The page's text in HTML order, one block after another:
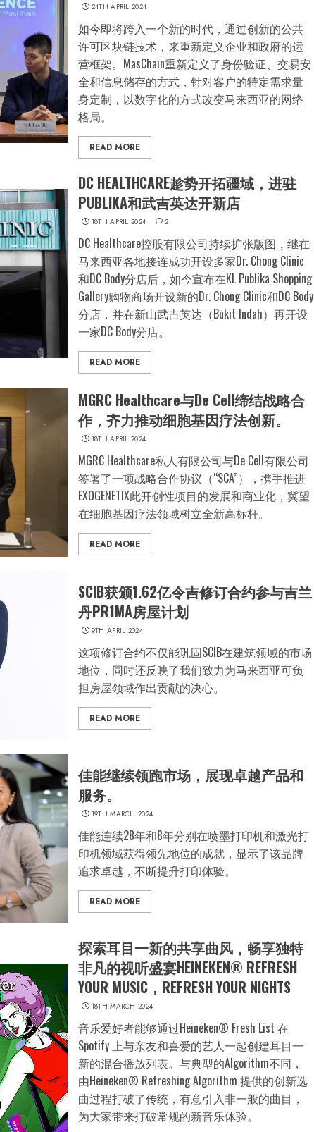
24TH APRIL 2024
如今即将跨入一个新的时代，通过创新的公共
许可区块链技术，来重新定义企业和政府的运
营框架。MasChain重新定义了身份验证、交易安
全和信息储存的方式，针对客户的特定需求量
身定制，以数字化的方式改变马来西亚的网络
格局。
READ MORE
DC HEALTHCARE趁势开拓疆域，进驻
PUBLIKA和武吉英达开新店
18TH APRIL 2024 2
DC Healthcare控股有限公司持续扩张版图，继在
马来西亚各地接连成功开设多家Dr. Chong Clinic
和DC Body分店后，如今宣布在KL Publika Shopping
Gallery购物商场开设新的Dr. Chong Clinic和DC Body
分店，并在新山武吉英达（Bukit Indah）再开设
一家DC Body分店。
READ MORE
MGRC Healthcare与De Cell缔结战略合
作，齐力推动细胞基因疗法创新。
18TH APRIL 2024
MGRC Healthcare私人有限公司与De Cell有限公司
签署了一项战略合作协议（“SCA”），携手推进
EXOGENETIX此开创性项目的发展和商业化，冀望
在细胞基因疗法领域树立全新高标杆。
READ MORE
SCIB获颁1.62亿令吉修订合约参与吉兰
丹PR1MA房屋计划
9TH APRIL 2024
这项修订合约不仅能巩固SCIB在建筑领域的市场
地位，同时还反映了我们致力为马来西亚可负
担房屋领域作出贡献的决心。
READ MORE
佳能继续领跑市场，展现卓越产品和
服务。
19TH MARCH 2024
佳能连续28年和8年分别在喷墨打印机和激光打
印机领域获得领先地位的成就，显示了该品牌
追求卓越，不断提升打印体验。
READ MORE
探索耳目一新的共享曲风，畅享独特
非凡的视听盛宴HEINEKEN® REFRESH
YOUR MUSIC，REFRESH YOUR NIGHTS
18TH MARCH 2024
音乐爱好者能够通过Heineken® Fresh List 在
Spotify 上与亲友和喜爱的艺人一起创建耳目一
新的混合播放列表。与典型的Algorithm不同，
由Heineken® Refreshing Algorithm 提供的创新选
曲过程打破了传统，有意引入非一般的曲目，
为大家带来打破常规的新音乐体验。